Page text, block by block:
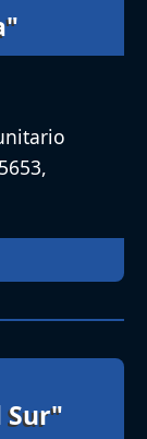
Sur"